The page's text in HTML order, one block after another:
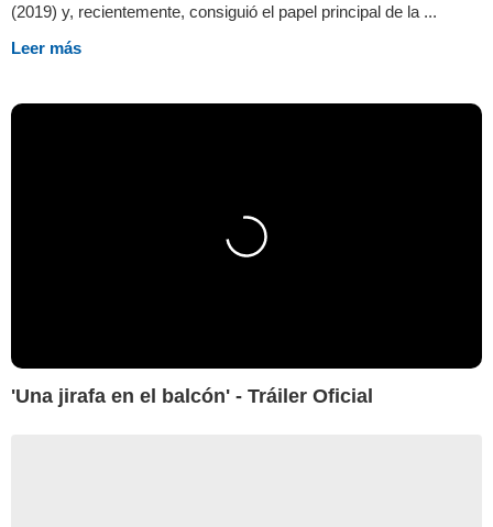
(2019) y, recientemente, consiguió el papel principal de la ...
Leer más
'Una jirafa en el balcón' - Tráiler Oficial